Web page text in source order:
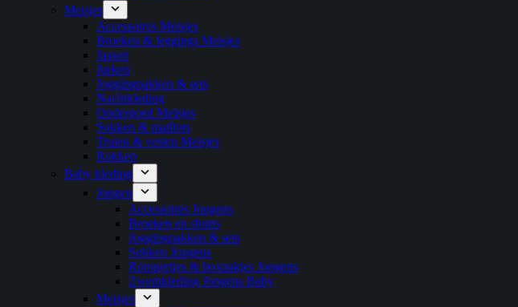
Meisjes
Accessoires Meisjes
Broeken & leggings Meisjes
Jassen
Jurken
Joggingpakken & sets
Nachtkleding
Ondergoed Meisjes
Sokken & maillots
Truien & vesten Meisjes
Rokken
Baby kleding
Jongen
Accessoires Jongens
Broeken en shorts
Joggingpakken & sets
Sokken Jongens
Rompertjes & boxpakjes Jongens
Zwemkleding Jongens Baby
Meisjes